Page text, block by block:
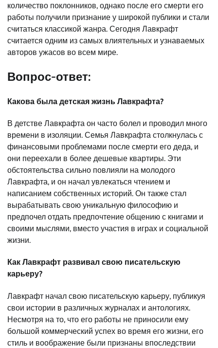
количество поклонников, однако после его смерти его
работы получили признание у широкой публики и стали
считаться классикой жанра. Сегодня Лавкрафт
считается одним из самых влиятельных и узнаваемых
авторов ужасов во всем мире.
Вопрос-ответ:
Какова была детская жизнь Лавкрафта?
В детстве Лавкрафта он часто болел и проводил много
времени в изоляции. Семья Лавкрафта столкнулась с
финансовыми проблемами после смерти его деда, и
они переехали в более дешевые квартиры. Эти
обстоятельства сильно повлияли на молодого
Лавкрафта, и он начал увлекаться чтением и
написанием собственных историй. Он также стал
вырабатывать свою уникальную философию и
предпочел отдать предпочтение общению с книгами и
своими мыслями, вместо участия в играх и социальной
жизни.
Как Лавкрафт развивал свою писательскую
карьеру?
Лавкрафт начал свою писательскую карьеру, публикуя
свои истории в различных журналах и антологиях.
Несмотря на то, что его работы не приносили ему
большой коммерческий успех во время его жизни, его
стиль и воображение были признаны впоследствии